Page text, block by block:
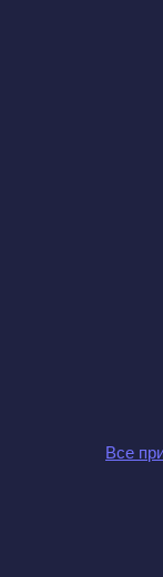
Все